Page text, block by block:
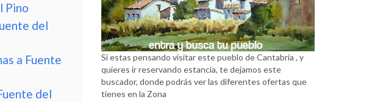
Pino
del
a Fuente
del
Si estas pensando visitar este pueblo de Cantabria , y
quieres ir reservando estancia, te dejamos este
buscador, donde podrás ver las diferentes ofertas que
tienes en la Zona